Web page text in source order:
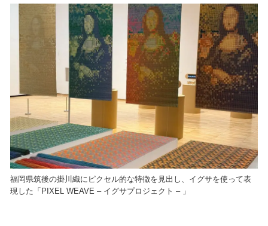
福岡県筑後の掛川織にピクセル的な特徴を見出し、イグサを使って表
現した「PIXEL WEAVE – イグサプロジェクト – 」